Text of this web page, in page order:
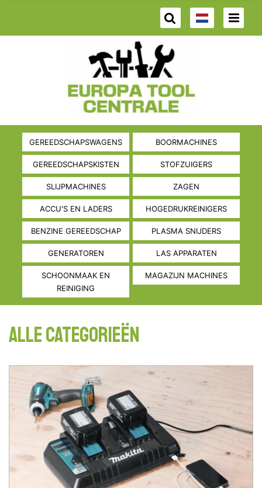
GEREEDSCHAPSWAGENS BOORMACHINES
GEREEDSCHAPSKISTEN STOFZUIGERS
SLIJPMACHINES ZAGEN
ACCU'S EN LADERS HOGEDRUKREINIGERS
BENZINE GEREEDSCHAP PLASMA SNIJDERS
GENERATOREN LAS APPARATEN
SCHOONMAAK EN
REINIGING
MAGAZIJN MACHINES
Alle categorieën